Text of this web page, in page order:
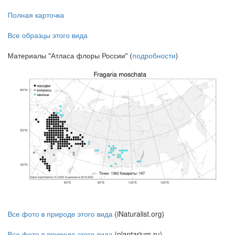
Полная карточка
Все образцы этого вида
Материалы "Атласа флоры России" (подробности)
Все фото в природе этого вида (iNaturalist.org)